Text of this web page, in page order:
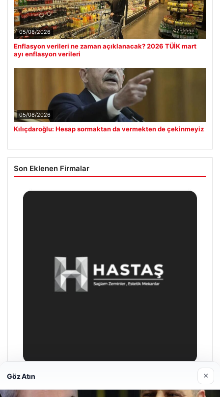
05/08/2026
Enflasyon verileri ne zaman açıklanacak? 2026 TÜİK mart
ayı enflasyon verileri
05/08/2026
Kılıçdaroğlu: Hesap sormaktan da vermekten de çekinmeyiz
Son Eklenen Firmalar
29/04/2026
Göz Atın ×